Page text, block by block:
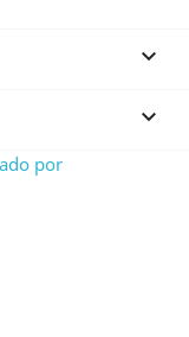


por